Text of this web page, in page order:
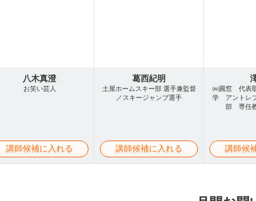
八木真澄
お笑い芸人
講師候補に入れる
葛西紀明
土屋ホームスキー部 選手兼監督
／スキージャンプ選手
講師候補に入れる
㈱圓窓 代表
学 アントレ
部 専任教
講師候